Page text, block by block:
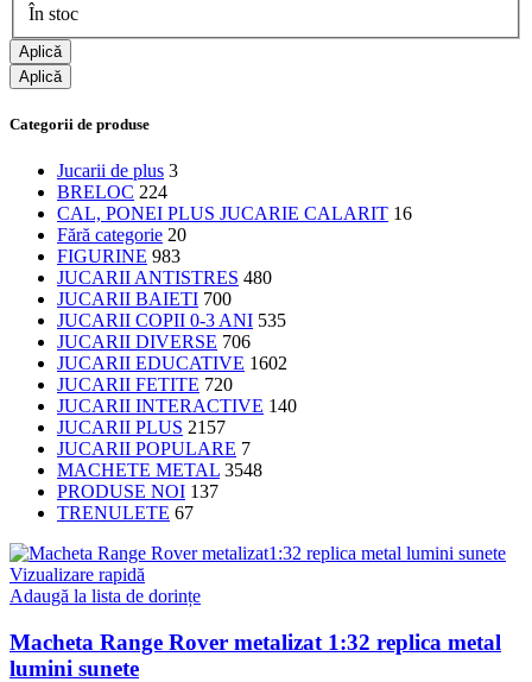
În stoc
Aplică
Aplică
Categorii de produse
Jucarii de plus 3
BRELOC 224
CAL, PONEI PLUS JUCARIE CALARIT 16
Fără categorie 20
FIGURINE 983
JUCARII ANTISTRES 480
JUCARII BAIETI 700
JUCARII COPII 0-3 ANI 535
JUCARII DIVERSE 706
JUCARII EDUCATIVE 1602
JUCARII FETITE 720
JUCARII INTERACTIVE 140
JUCARII PLUS 2157
JUCARII POPULARE 7
MACHETE METAL 3548
PRODUSE NOI 137
TRENULETE 67
Vizualizare rapidă
Adaugă la lista de dorințe
Macheta Range Rover metalizat 1:32 replica metal
lumini sunete